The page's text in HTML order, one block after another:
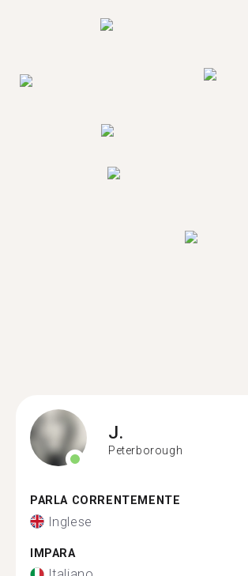
J.
Peterborough
PARLA CORRENTEMENTE
Inglese
IMPARA